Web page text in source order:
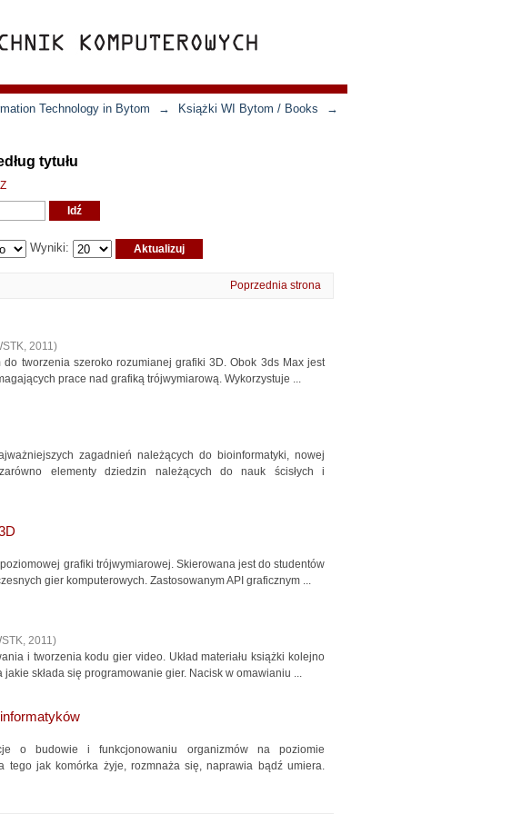
Technology in Bytom → Książki WI Bytom / Books
→
tytułu
Z
Wyniki:
Poprzednia strona
, 2011)
tworzenia szeroko rozumianej grafiki 3D. Obok 3ds Max jest
prace nad grafiką trójwymiarową. Wykorzystuje ...
zagadnień należących do bioinformatyki, nowej
elementy dziedzin należących do nauk ścisłych i
grafiki trójwymiarowej. Skierowana jest do studentów
gier komputerowych. Zastosowanym API graficznym ...
, 2011)
i tworzenia kodu gier video. Układ materiału książki kolejno
składa się programowanie gier. Nacisk w omawianiu ...
o budowie i funkcjonowaniu organizmów na poziomie
tego jak komórka żyje, rozmnaża się, naprawia bądź umiera.